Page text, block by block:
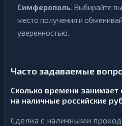
Симферополь. Выбирайте
место получения и
уверенностью.
Часто задаваемые
Сколько времени занимает
на наличные российские
Сделка с наличными